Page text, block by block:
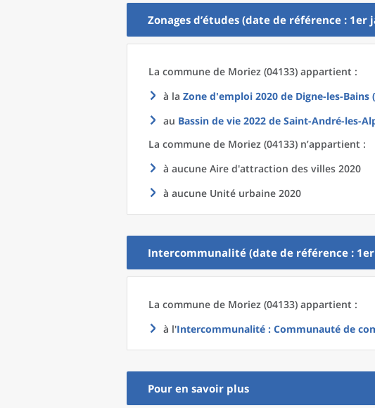
Zonages d’études (date de référence : 1er
La commune de Moriez (04133) appartient :
à la Zone d'emploi 2020 de Digne-les-Bains
au Bassin de vie 2022 de Saint-André-les-
La commune de Moriez (04133) n’appartient :
à aucune Aire d'attraction des villes 2020
à aucune Unité urbaine 2020
Intercommunalité (date de référence :
La commune de Moriez (04133) appartient :
à l'Intercommunalité : Communauté de
Pour en savoir plus